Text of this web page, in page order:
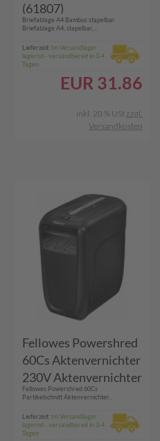
(61807)
Briefablage A4 Bambus stapelbar
Briefablage A4, stapelbar,...
Lieferzeit: Im Versandlager
lagernd - versandbereit in 3-4
Tagen
EUR 31.86
inkl. 20 % USt zzgl.
Versandkosten
Fellowes Powershred
60Cs Aktenvernichter
230V Aktenvernichter
und Zubehör
Fellowes Powershred 60Cs
Partikelschnitt Aktenvernichter...
Lieferzeit: Im Versandlager
lagernd - versandbereit in 3-4
Tagen